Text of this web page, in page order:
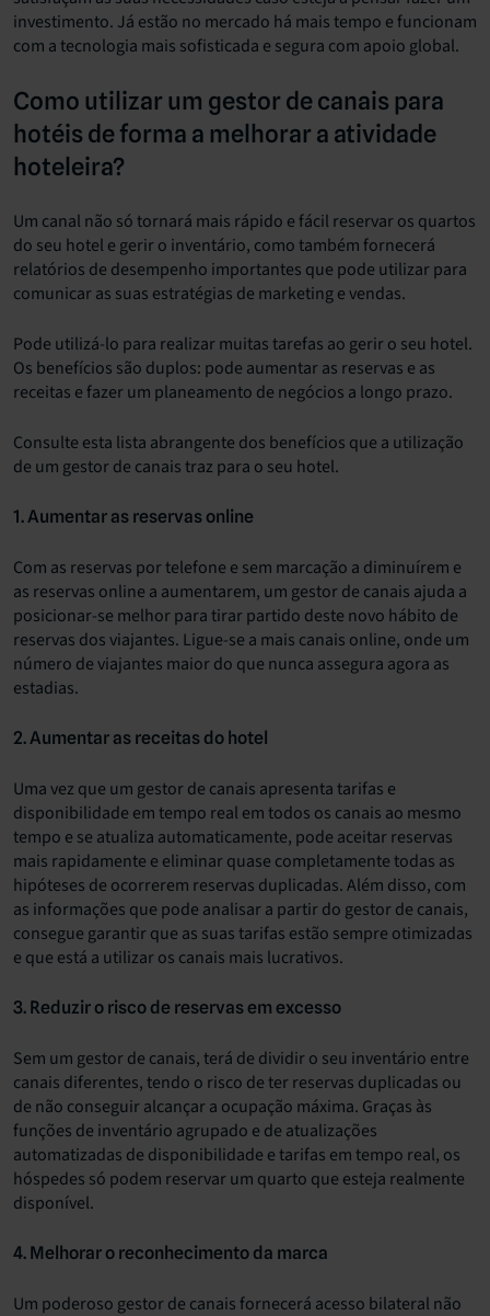
investimento. Já estão no mercado há mais tempo e funcionam
com a tecnologia mais sofisticada e segura com apoio global.
Como utilizar um gestor de canais para
hotéis de forma a melhorar a atividade
hoteleira?
Um canal não só tornará mais rápido e fácil reservar os quartos
do seu hotel e gerir o inventário, como também fornecerá
relatórios de desempenho importantes que pode utilizar para
comunicar as suas estratégias de marketing e vendas.
Pode utilizá-lo para realizar muitas tarefas ao gerir o seu hotel.
Os benefícios são duplos: pode aumentar as reservas e as
receitas e fazer um planeamento de negócios a longo prazo.
Consulte esta lista abrangente dos benefícios que a utilização
de um gestor de canais traz para o seu hotel.
1. Aumentar as reservas online
Com as reservas por telefone e sem marcação a diminuírem e
as reservas online a aumentarem, um gestor de canais ajuda a
posicionar-se melhor para tirar partido deste novo hábito de
reservas dos viajantes. Ligue-se a mais canais online, onde um
número de viajantes maior do que nunca assegura agora as
estadias.
2. Aumentar as receitas do hotel
Uma vez que um gestor de canais apresenta tarifas e
disponibilidade em tempo real em todos os canais ao mesmo
tempo e se atualiza automaticamente, pode aceitar reservas
mais rapidamente e eliminar quase completamente todas as
hipóteses de ocorrerem reservas duplicadas. Além disso, com
as informações que pode analisar a partir do gestor de canais,
consegue garantir que as suas tarifas estão sempre otimizadas
e que está a utilizar os canais mais lucrativos.
3. Reduzir o risco de reservas em excesso
Sem um gestor de canais, terá de dividir o seu inventário entre
canais diferentes, tendo o risco de ter reservas duplicadas ou
de não conseguir alcançar a ocupação máxima. Graças às
funções de inventário agrupado e de atualizações
automatizadas de disponibilidade e tarifas em tempo real, os
hóspedes só podem reservar um quarto que esteja realmente
disponível.
4. Melhorar o reconhecimento da marca
Um poderoso gestor de canais fornecerá acesso bilateral não